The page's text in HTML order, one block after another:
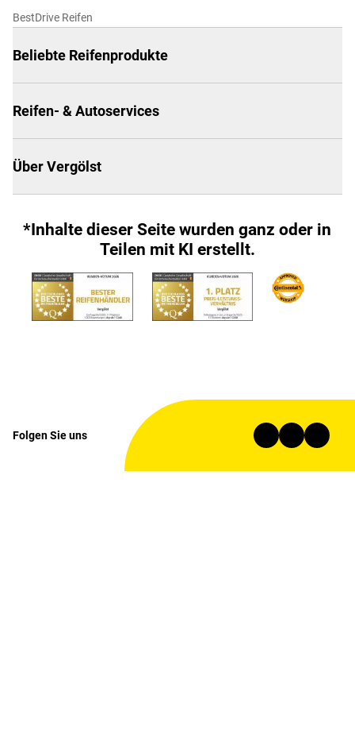
BestDrive Reifen
Beliebte Reifenprodukte
Reifen- & Autoservices
Über Vergölst
*Inhalte dieser Seite wurden ganz oder in
Teilen mit KI erstellt.
Folgen Sie uns